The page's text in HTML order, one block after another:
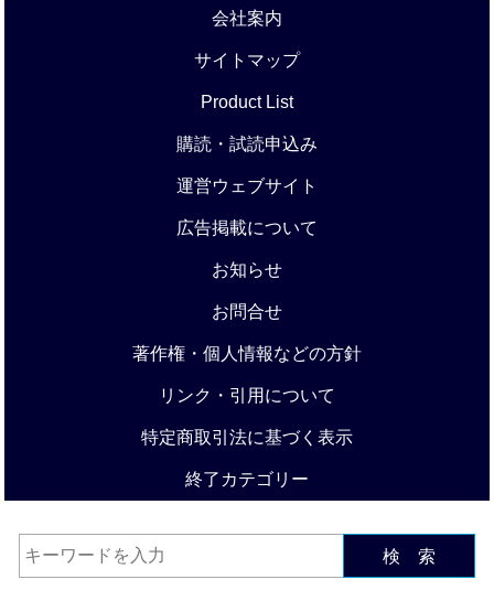
会社案内
サイトマップ
Product List
購読・試読申込み
運営ウェブサイト
広告掲載について
お知らせ
お問合せ
著作権・個人情報などの方針
リンク・引用について
特定商取引法に基づく表示
終了カテゴリー
検 索